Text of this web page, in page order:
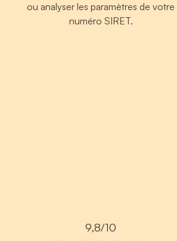
ou analyser les paramètres de votre
numéro SIRET.
9,8/10